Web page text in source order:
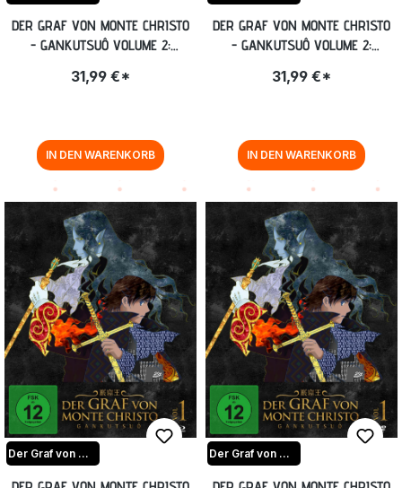
DER GRAF VON MONTE CHRISTO
- GANKUTSUÔ VOLUME 2:
31,99 €*
IN DEN WARENKORB
DER GRAF VON MONTE CHRISTO
- GANKUTSUÔ VOLUME 2:
31,99 €*
IN DEN WARENKORB
Der Graf von Monte Christo-Gankutsuou Der Graf von Monte Christo-Gankutsuou